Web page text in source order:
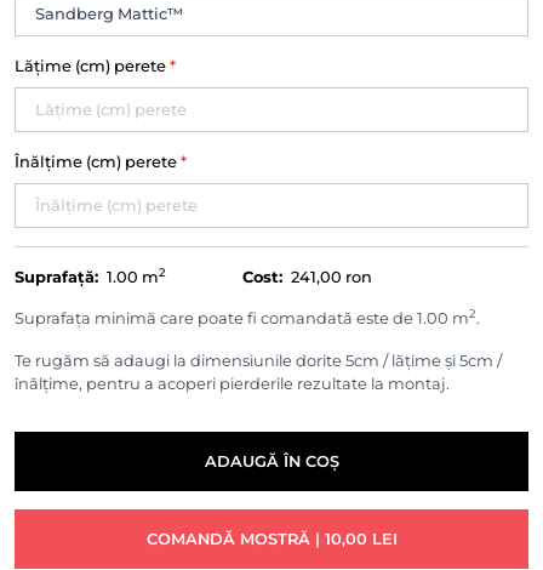
Lățime (cm) perete *
Înălțime (cm) perete *
Suprafață: 1.00 m2 Cost: 241,00 ron
Suprafața minimă care poate fi comandată este de 1.00 m2.
Te rugăm să adaugi la dimensiunile dorite 5cm / lățime și 5cm /
înălțime, pentru a acoperi pierderile rezultate la montaj.
ADAUGĂ ÎN COȘ
COMANDĂ MOSTRĂ | 10,00 LEI